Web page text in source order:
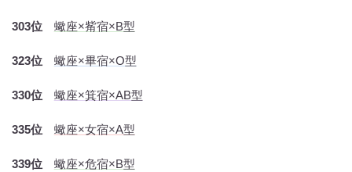
303位 蠍座×觜宿×B型
323位 蠍座×畢宿×O型
330位 蠍座×箕宿×AB型
335位 蠍座×女宿×A型
339位 蠍座×危宿×B型